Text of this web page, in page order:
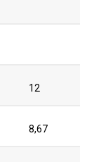
12
8,67